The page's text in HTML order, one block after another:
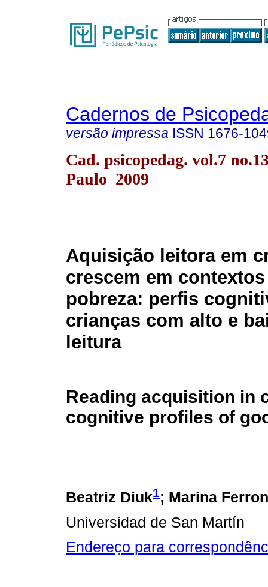
Cadernos de
versão impressa ISSN 1676-
Cad. psicopedag. vol.7
Paulo 2009
Aquisição leitora em
crescem em
pobreza: perfis
crianças com alto e
leitura
Reading acquisition in
cognitive profiles of
Beatriz Diuk1; Marina
Universidad de San Martín
Endereço para